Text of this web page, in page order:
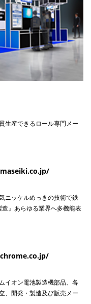
生産できるロール専門メー
ニッケルめっきの技術で鉄
造』あらゆる業界へ多機能表
イオン電池製造機部品、各
、開発・製造及び販売メー